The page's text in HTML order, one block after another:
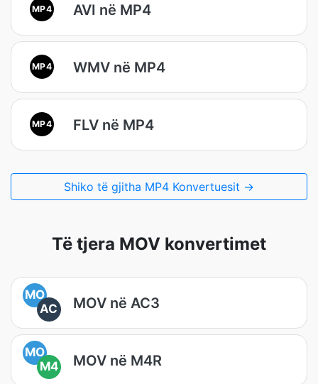
MP4 AVI në MP4
MP4 WMV në MP4
MP4 FLV në MP4
Shiko të gjitha MP4 Konvertuesit →
Të tjera MOV konvertimet
MO
AC
MOV në AC3
MO
M4
MOV në M4R